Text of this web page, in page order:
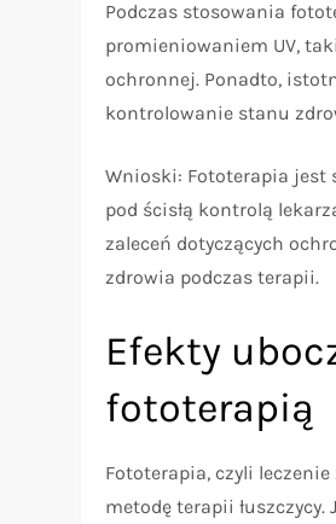
Podczas stosowania
promieniowaniem UV,
ochronnej. Ponadto,
kontrolowanie stanu
Wnioski: Fototerapia jest
pod ścisłą kontrolą
zaleceń dotyczących
zdrowia podczas terapii.
Efekty
fototerapią
Fototerapia, czyli
metodę terapii